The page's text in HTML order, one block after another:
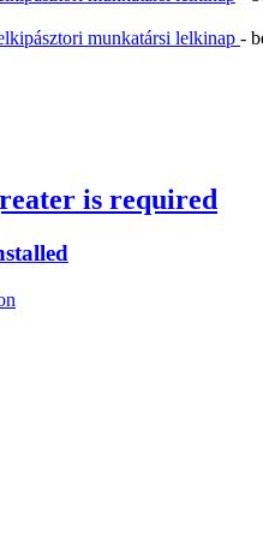
munkatársi lelkinap -
is required